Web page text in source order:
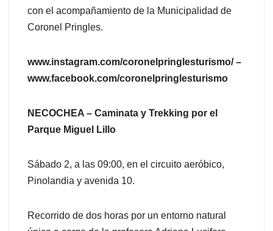
con el acompañamiento de la Municipalidad de
Coronel Pringles.
www.instagram.com/coronelpringlesturismo/ –
www.facebook.com/coronelpringlesturismo
NECOCHEA – Caminata y Trekking por el
Parque Miguel Lillo
Sábado 2, a las 09:00, en el circuito aeróbico,
Pinolandia y avenida 10.
Recorrido de dos horas por un entorno natural